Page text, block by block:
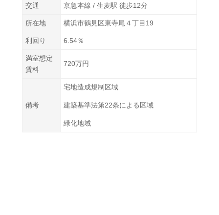
交通 京急本線 / 生麦駅 徒歩12分
所在地 横浜市鶴見区東寺尾４丁目19
利回り 6.54％
満室想定
賃料
720万円
備考
宅地造成規制区域
建築基準法第22条による区域
緑化地域